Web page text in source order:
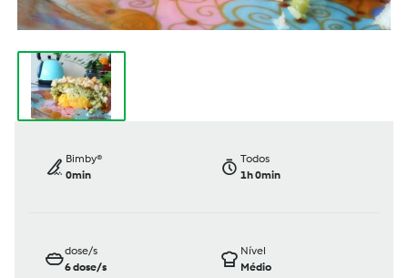
Bimby®
0min
Todos
1h 0min
dose/s
6dose/s
Nível
Médio